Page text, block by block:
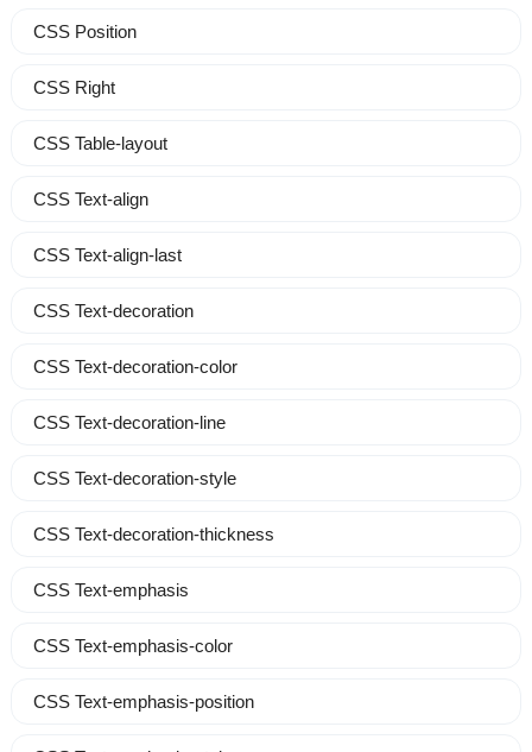
CSS Position
CSS Right
CSS Table-layout
CSS Text-align
CSS Text-align-last
CSS Text-decoration
CSS Text-decoration-color
CSS Text-decoration-line
CSS Text-decoration-style
CSS Text-decoration-thickness
CSS Text-emphasis
CSS Text-emphasis-color
CSS Text-emphasis-position